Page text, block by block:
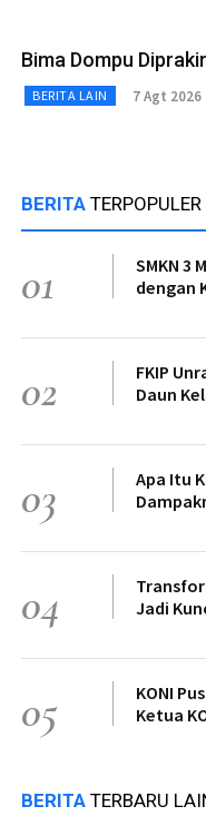
Bima Dompu
BERITA LAIN 7 Agt 2026
BERITA TERPOPULER
01
SMKN 3
dengan
02
FKIP
Daun
03
Apa Itu
04
Jadi
05
KONI
Ketua
BERITA TERBARU